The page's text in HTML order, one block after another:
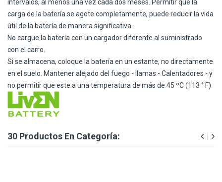
intervalos, al menos una vez cada dos meses. Permitir que la
carga de la batería se agote completamente, puede reducir la vida
útil de la batería de manera significativa.
No cargue la batería con un cargador diferente al suministrado
con el carro.
Si se almacena, coloque la batería en un estante, no directamente
en el suelo. Mantener alejado del fuego - llamas - Calentadores - y
no permitir que este a una temperatura de más de 45 ºC (113 ° F)
30 Productos En Categoría: